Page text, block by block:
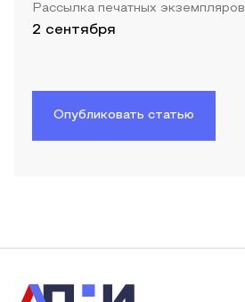
Рассылка печатных экземпляров
2 сентября
Опубликовать статью